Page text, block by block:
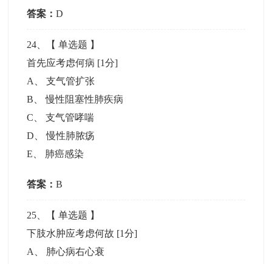
答案：D
24 、【单选题 】
首先应考虑何病 [1分]
A
、支气管扩张
B 、慢性阻塞性肺疾病
C 、支气管哮喘
D 、慢性肺脓疡
E
肺癌感染
答案：B
25 、【单选题 】
下肢水肿应考虑何故 [1分]
A
肺心病右心衰